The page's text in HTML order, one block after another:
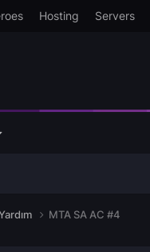
Hosting Servers
MTA SA AC #4